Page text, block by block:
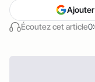
Écoutez cet article